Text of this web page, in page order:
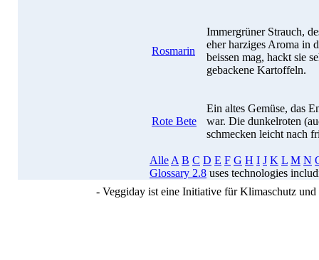
Rosmarin
Immergrüner Strauch,
eher harziges Aroma in
beissen mag, hackt sie
gebackene Kartoffeln.
Rote Bete
Ein altes Gemüse, das
war. Die dunkelroten
schmecken leicht nach
Alle A B C D E F G H I J K L M N
Glossary 2.8 uses technologies
- Veggiday ist eine Initiative für Klimaschutz